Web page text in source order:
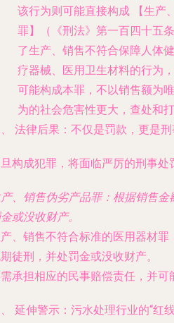
该行为则可能直接构成
【生
罪】
（《刑法》第一百四十五
了生产、销售不符合保障人体
疗器械、医用卫生材料的行为
可能构成本罪，不以销售额为
为的社会危害性更大，查处和
法律后果：不仅是罚款，更是
构成犯罪，将面临严厉的刑事处
、销售伪劣产品罪：根据销售金
或没收财产。
、销售不符合标准的医用器材罪
徒刑，并处罚金或没收财产。
承担相应的民事赔偿责任，并可
延伸警示：污水处理行业的“红